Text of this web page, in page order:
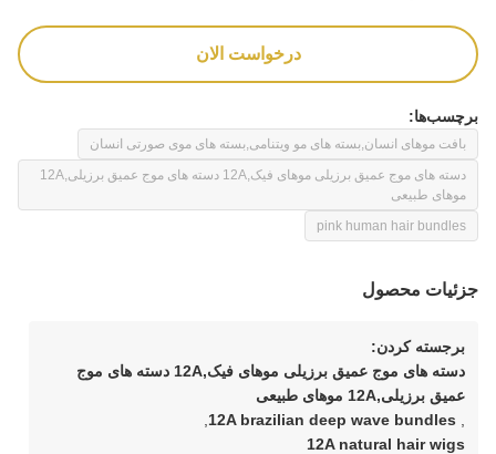
درخواست الان
برچسب‌ها:
بافت موهای انسان,بسته های مو ویتنامی,بسته های موی صورتی انسان
دسته های موج عمیق برزیلی موهای فیک,12A دسته های موج عمیق برزیلی,12A
موهای طبیعی
pink human hair bundles
جزئیات محصول
برجسته کردن:
دسته های موج عمیق برزیلی موهای فیک,12A دسته های موج
عمیق برزیلی,12A موهای طبیعی
12A brazilian deep wave bundles
12A natural hair wigs